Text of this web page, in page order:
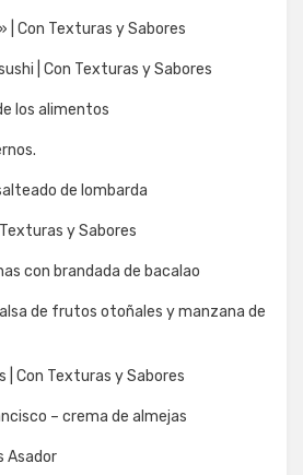
| Con Texturas y Sabores
| Con Texturas y Sabores
los alimentos
de lombarda
y Sabores
con brandada de bacalao
de frutos otoñales y manzana de
| Con Texturas y Sabores
– crema de almejas
Asador